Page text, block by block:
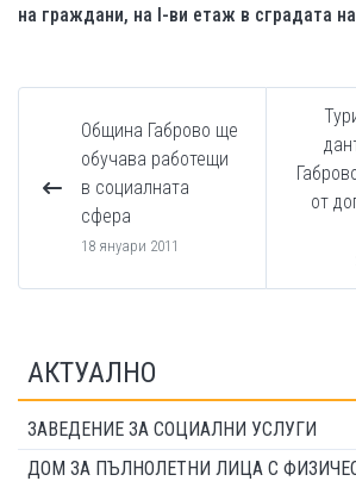
на граждани, на І-ви етаж в сградата
Община Габрово ще
обучава работещи
в социалната
сфера
18 януари 2011
от
АКТУАЛНО
ЗАВЕДЕНИЕ ЗА СОЦИАЛНИ УСЛУГИ
ДОМ ЗА ПЪЛНОЛЕТНИ ЛИЦА С